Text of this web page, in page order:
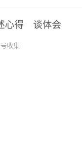
心得 谈体会
收集